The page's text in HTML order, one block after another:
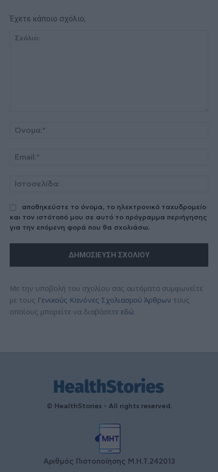
Έχετε κάποιο σχόλιο;
αποθηκεύστε το όνομα, το ηλεκτρονικό ταχυδρομείο
και τον ιστότοπό μου σε αυτό το πρόγραμμα περιήγησης
για την επόμενη φορά που θα σχολιάσω.
Με την υποβολή του σχολίου σας αυτόματα συμφωνείτε
με τους Γενικούς Κανόνες Σχολιασμού Άρθρων τους
οποίους μπορείτε να διαβάσετε εδώ.
© HealthStories - All rights reserved.
Αριθμός Πιστοποίησης Μ.Η.Τ.242013